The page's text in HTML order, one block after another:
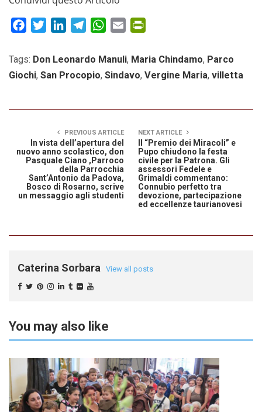
FacebookTwitterLinkedInTelegramWhatsApp
Email
Tags: Don Leonardo Manuli, Maria Chindamo, Parco
Giochi, San Procopio, Sindavo, Vergine Maria, villetta
PREVIOUS ARTICLE
In vista dell’apertura del
nuovo anno scolastico, don
Pasquale Ciano ,Parroco
della Parrocchia
Sant’Antonio da Padova,
Bosco di Rosarno, scrive
un messaggio agli studenti
NEXT ARTICLE
Il “Premio dei Miracoli” e
Pupo chiudono la festa
civile per la Patrona. Gli
assessori Fedele e
Grimaldi commentano:
Connubio perfetto tra
devozione, partecipazione
ed eccellenze taurianovesi
Caterina Sorbara View all posts
You may also like